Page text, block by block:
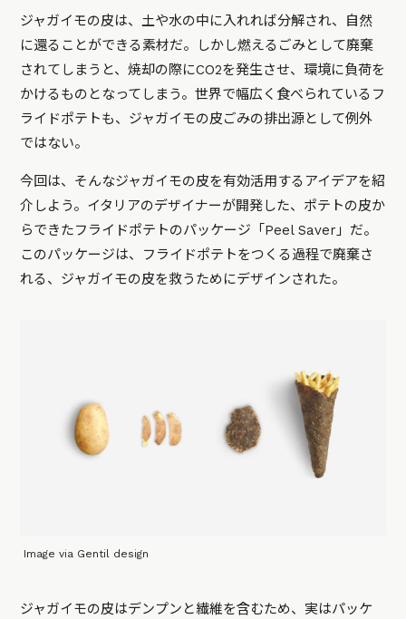
ジャガイモの皮は、土や水の中に入れれば分解され、自然
に還ることができる素材だ。しかし燃えるごみとして廃棄
されてしまうと、焼却の際にCO2を発生させ、環境に負荷を
かけるものとなってしまう。世界で幅広く食べられているフ
ライドポテトも、ジャガイモの皮ごみの排出源として例外
ではない。
今回は、そんなジャガイモの皮を有効活用するアイデアを紹
介しよう。イタリアのデザイナーが開発した、ポテトの皮か
らできたフライドポテトのパッケージ「Peel Saver」だ。
このパッケージは、フライドポテトをつくる過程で廃棄さ
れる、ジャガイモの皮を救うためにデザインされた。
Image via Gentil design
ジャガイモの皮はデンプンと繊維を含むため、実はパッケ